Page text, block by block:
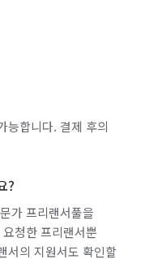
능합니다. 결제 후의
?
가 프리랜서풀을
청한 프리랜서뿐
서의 지원서도 확인할